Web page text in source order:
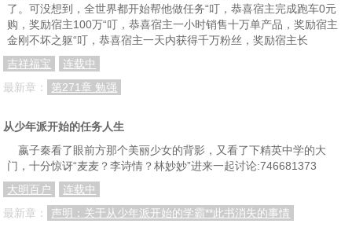
了。可没想到，全世界都开始帮他做任务“叮，恭喜宿主完成跑车0元
购，奖励宿主100万“叮，恭喜宿主一小时销售十万单产品，奖励宿主
金刚不坏之躯“叮，恭喜宿主一天内获得千万粉丝，奖励宿主长
吉祥福宝
连载中
最新章：
第271章 勉强
从少年派开始的任务人生
嬴子秦看了眼前方那个美丽少女的背影，又看了下精英中学的大
门，十分惊讶“麦麦？李诗情？林妙妙”进来一起讨论:746681373
大明百户
连载中
最新章：
声明：关于从少年派开始的学霸**此书消失的事情